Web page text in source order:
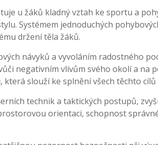
u žáků kladný vztah ke sportu a
Systémem jednoduchých
držení těla žáků.
návyků a vyvoláním radostného
negativním vlivům svého okolí a na
slouží ke splnění všech těchto
technik a taktických postupů,
orientaci, schopnost